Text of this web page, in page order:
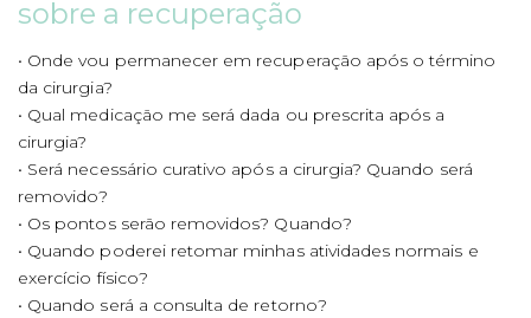
sobre a recuperação
• Onde vou permanecer em recuperação após o término
da cirurgia?
• Qual medicação me será dada ou prescrita após a
cirurgia?
• Será necessário curativo após a cirurgia? Quando será
removido?
• Os pontos serão removidos? Quando?
• Quando poderei retomar minhas atividades normais e
exercício físico?
• Quando será a consulta de retorno?